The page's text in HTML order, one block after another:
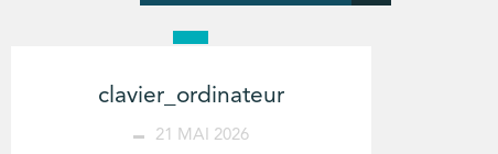
clavier_ordinateur
21 MAI 2026